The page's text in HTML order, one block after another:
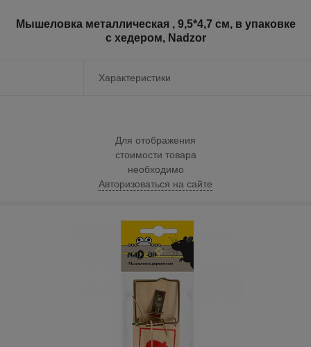
Мышеловка металлическая , 9,5*4,7 см, в упаковке
с хедером, Nadzor
Характеристики
Для отображения
стоимости товара
необходимо
Авторизоваться на сайте